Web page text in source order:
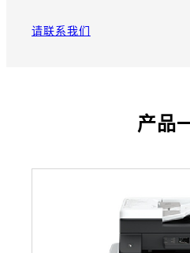
请联系我们
产品